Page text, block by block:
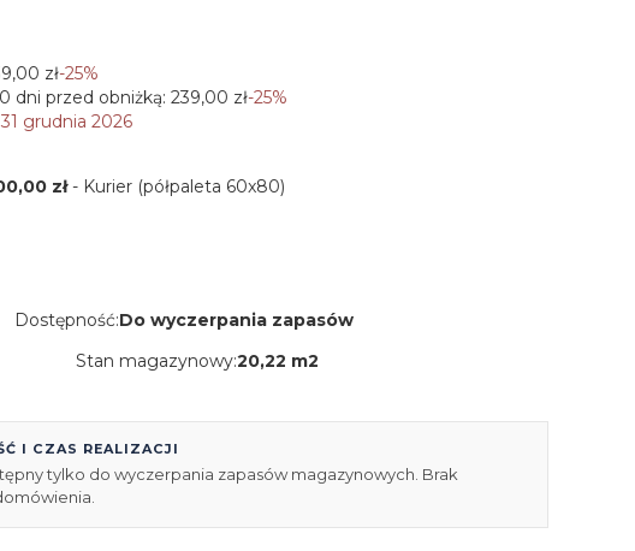
zł-25%
dni przed obniżką: 239,00 zł-25%
grudnia 2026
zł- Kurier (półpaleta 60x80)
Dostępność:Do wyczerpania zapasów
Stan magazynowy:20,22 m2
I CZAS REALIZACJI
tylko do wyczerpania zapasów magazynowych. Brak